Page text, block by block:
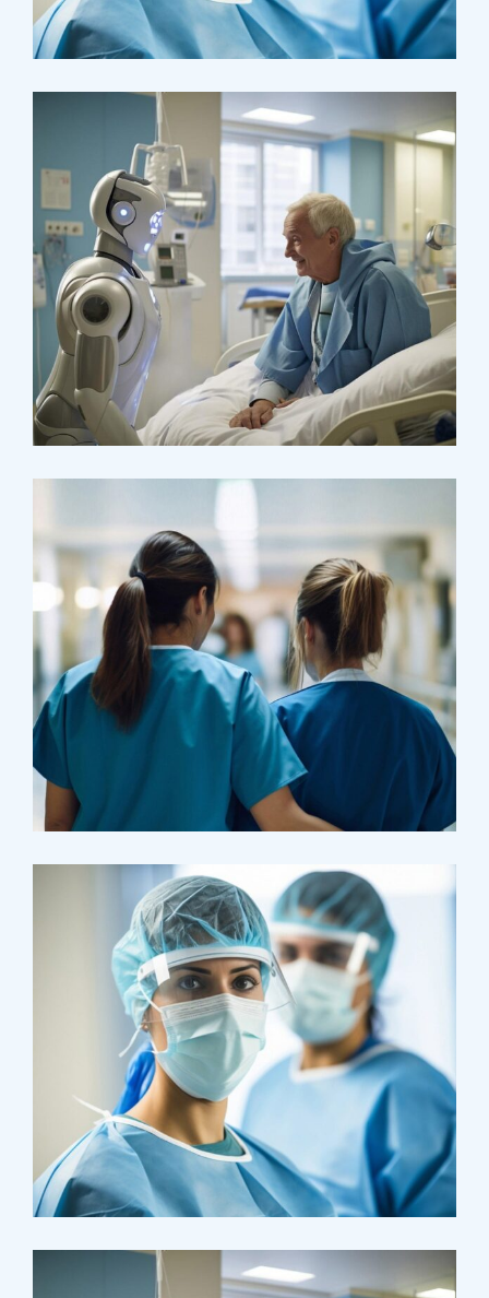
Health
Neurosurgery Surgeon
Osteopaths
Abdominal Aneurysm
Pharmacy
Supraventricular
Research
Cardiothoracic